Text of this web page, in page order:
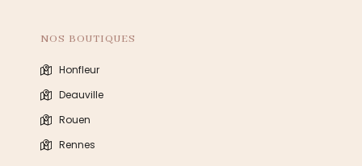
NOS BOUTIQUES
Honfleur
Deauville
Rouen
Rennes